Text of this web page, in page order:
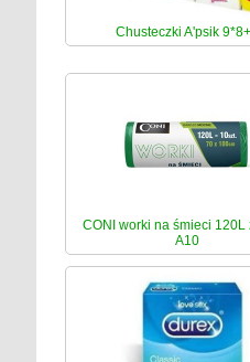
Chusteczki A'psik
CONI worki na śmieci 120L
A10